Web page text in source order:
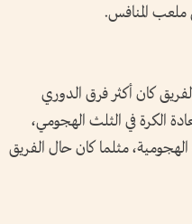
ملعب المنافس.
كان أكثر فرق الدوري
الكرة في الثلث الهجومي،
مثلما كان حال الفريق